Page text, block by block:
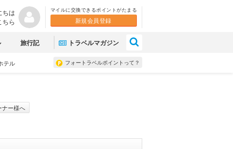
ちは
ちら
マイルに交換できるポイントがたまる
新規会員登録
旅行記 トラベルマガジン
フォートラベルポイントって？
テル
ナー様へ